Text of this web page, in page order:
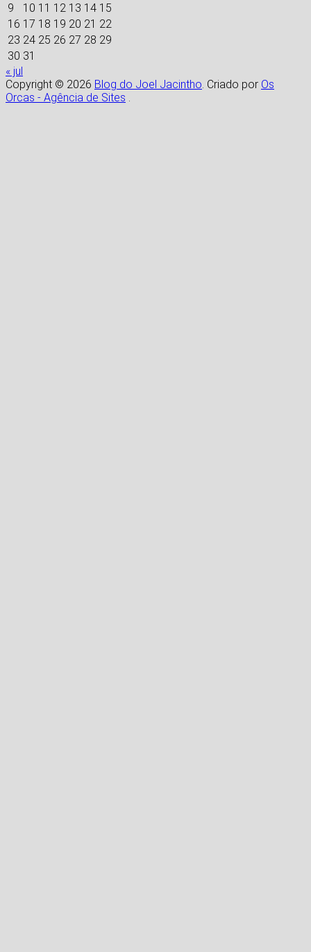
9
10 11 12 13 14 15
16 17 18 19 20 21 22
23 24 25 26 27 28 29
30 31
« jul
Copyright © 2026 Blog do Joel Jacintho . Criado por Os
Orcas - Agência de Sites